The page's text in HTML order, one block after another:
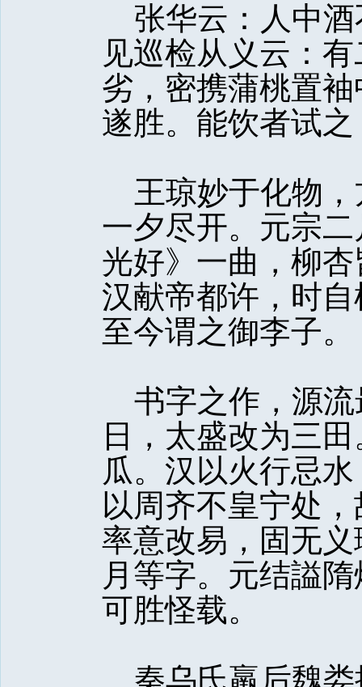
张华云：人中酒
见巡检从义云：
劣，密携蒲桃置
遂胜。能饮者试
王琼妙于化物，
一夕尽开。元宗
光好》一曲，柳
汉献帝都许，时
至今谓之御李子。
书字之作，源流
日，太盛改为三
瓜。汉以火行忌
以周齐不皇宁处
率意改易，固无
月等字。元结謚
可胜怪载。
秦乌氏羸后魏娄